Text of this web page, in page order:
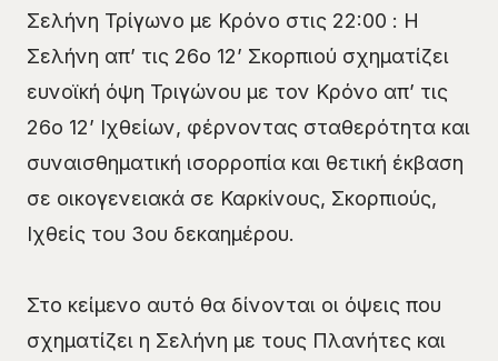
Σελήνη Τρίγωνο με Κρόνο στις 22:00 : Η
Σελήνη απ’ τις 26ο 12’ Σκορπιού σχηματίζει
ευνοϊκή όψη Τριγώνου με τον Κρόνο απ’ τις
26ο 12’ Ιχθείων, φέρνοντας σταθερότητα και
συναισθηματική ισορροπία και θετική έκβαση
σε οικογενειακά σε Καρκίνους, Σκορπιούς,
Ιχθείς του 3ου δεκαημέρου.
Στο κείμενο αυτό θα δίνονται οι όψεις που
σχηματίζει η Σελήνη με τους Πλανήτες και